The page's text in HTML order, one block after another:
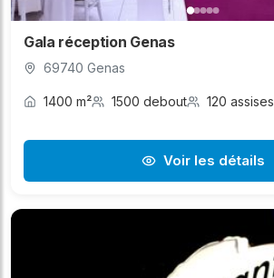
Gala réception Genas
69740 Genas
1400 m² 1500 debout 120 assises
Voir les détails